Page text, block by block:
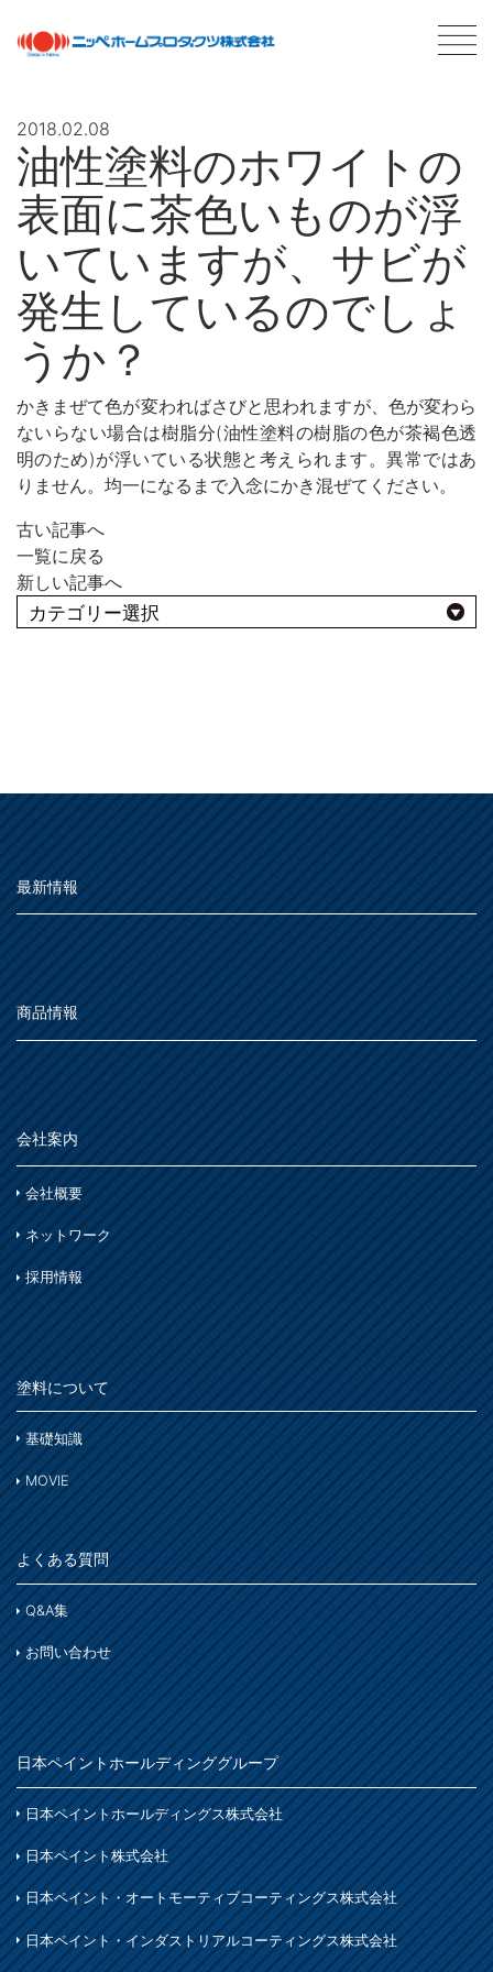
最新情報 NEWS
商品情報 PRODUCTS
会社案内 ABOUT US
会社概要
ネットワーク
塗料について ABOUT PAINT
基礎知識
よくある質問
Q&A集
用語集
SDSお問い合わせ SDS
個人情報について PRIVACY POLICY
オンラインショップ ONLINE SHOP
2018.02.08
油性塗料のホワイトの
表面に茶色いものが浮
いていますが、サビが
発生しているのでしょ
うか？
かきまぜて色が変わればさびと思われますが、色が変わら
ないらない場合は樹脂分(油性塗料の樹脂の色が茶褐色透
明のため)が浮いている状態と考えられます。異常ではあ
りません。均一になるまで入念にかき混ぜてください。
古い記事へ
一覧に戻る
新しい記事へ
その他
仕様
木部
鉄部・プラスチック製品
屋根
トタン屋根
セメント・ベスト瓦屋根
木部
プラスチック製品
外壁・塀
コンクリート壁・リシン壁・サイディング壁・ブロック壁
石材・タイル
木部
コンクリート基礎
門扉・手すり・ドア・雨戸
木部
鉄部
アルミ
ステンレス
コンクリート
床・ベランダ・屋上
コンクリート床・アスファルト
ガーデン
プラスチック製品
木部
鉄製品
着色
ホビー・工作
石材・タイル
着色
木部
屋内
その他
浴室
石材・タイル
ステンレス
室内壁・天井
ビニール壁紙・石膏ボード
砂壁・繊維壁
コンクリート・モルタル壁
木部
浴室
窓枠・ドア・棚
木部
鉄部
アルミ
家具・電化製品
木部
ホビー・工作
木部
鉄部
紙・発泡スチロール
その他
ガーデン
着色
種類別
うすめ液
その他
下地処理・塗装関連・その他
水性多用途
室内壁・浴室
鉄部・木部・アルミ(油性)
さび止め
トタン屋根
かわら屋根
コンクリート床・アスファルト
外壁・塀
ガーデン木部
木部ステイン・ニス・ワックス
スプレー
ホビー・工作
塗装用具
用語集
あ
か
さ
た
な
は
ま
や
ら
わ
シーン別
雨天
木に塗る
最新情報
商品情報
会社案内
会社概要
ネットワーク
採用情報
塗料について
基礎知識
MOVIE
よくある質問
Q&A集
お問い合わせ
日本ペイントホールディンググループ
日本ペイントホールディングス株式会社
日本ペイント株式会社
日本ペイント・オートモーティブコーティングス株式会社
日本ペイント・インダストリアルコーティングス株式会社